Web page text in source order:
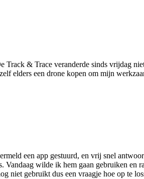
& Trace veranderde sinds vrijdag
elders een drone kopen om mijn
een app gestuurd, en vrij snel
wilde ik hem gaan gebruiken en
niet gebruikt dus een vraagje hoe op te